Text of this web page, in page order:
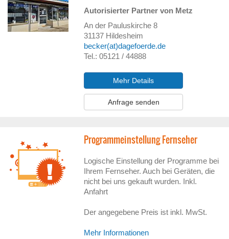
Autorisierter Partner von Metz
An der Pauluskirche 8
31137 Hildesheim
becker(at)dagefoerde.de
Tel.: 05121 / 44888
Mehr Details
Anfrage senden
Programmeinstellung Fernseher
Logische Einstellung der Programme bei
Ihrem Fernseher. Auch bei Geräten, die
nicht bei uns gekauft wurden. Inkl.
Anfahrt
Der angegebene Preis ist inkl. MwSt.
Mehr Informationen